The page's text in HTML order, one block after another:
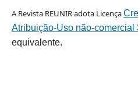
A Revista REUNIR adota Licença
Atribuição-Uso não-comercial
equivalente.